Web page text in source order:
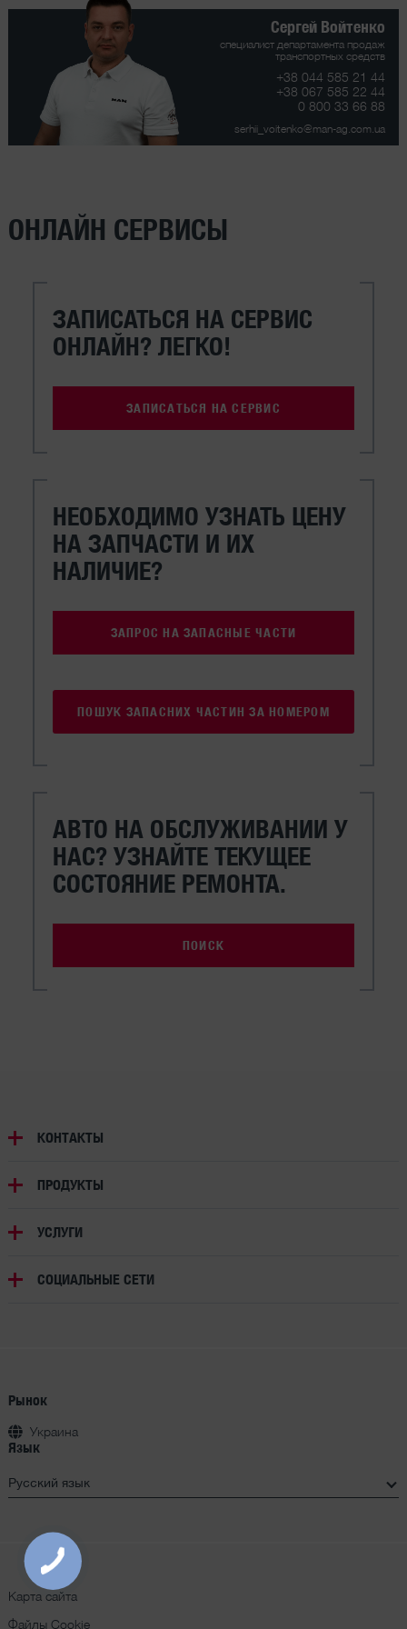
Сергей Войтенко
специалист департамента продаж
транспортных средств
+38 044 585 21 44
+38 067 585 22 44
0 800 33 66 88
serhii_voitenko@man-ag.com.ua
ОНЛАЙН СЕРВИСЫ
ЗАПИСАТЬСЯ НА СЕРВИС
ОНЛАЙН? ЛЕГКО!
ЗАПИСАТЬСЯ НА СЕРВИС
НЕОБХОДИМО УЗНАТЬ ЦЕНУ
НА ЗАПЧАСТИ И ИХ
НАЛИЧИЕ?
ЗАПРОС НА ЗАПАСНЫЕ ЧАСТИ
ПОШУК ЗАПАСНИХ ЧАСТИН ЗА НОМЕРОМ
АВТО НА ОБСЛУЖИВАНИИ У
НАС? УЗНАЙТЕ ТЕКУЩЕЕ
СОСТОЯНИЕ РЕМОНТА.
ПОИСК
КОНТАКТЫ
ПРОДУКТЫ
УСЛУГИ
СОЦИАЛЬНЫЕ СЕТИ
Рынок
Украина
Язык
Карта сайта
Файлы Cookie